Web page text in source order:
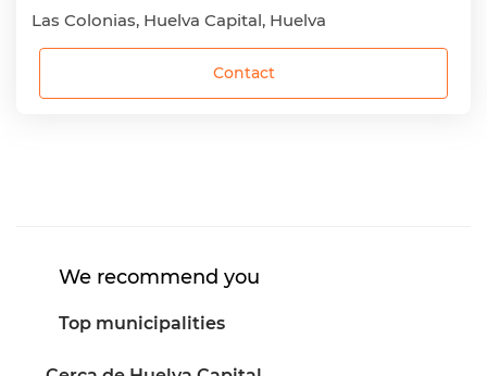
Las Colonias, Huelva Capital, Huelva
Contact
We recommend you
Top municipalities